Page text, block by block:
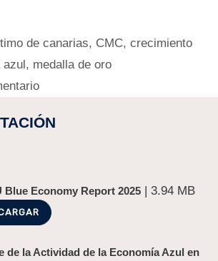
de canarias, CMC,crecimiento
azul, medalla de oro
Blue Economy Report 2025 | 3.94 MB
de la Actividad de la Economía Azul en